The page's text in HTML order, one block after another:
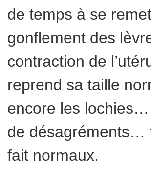
de temps à se
gonflement des
contraction de
reprend sa taille
encore les lochies…
de désagréments…
fait normaux.